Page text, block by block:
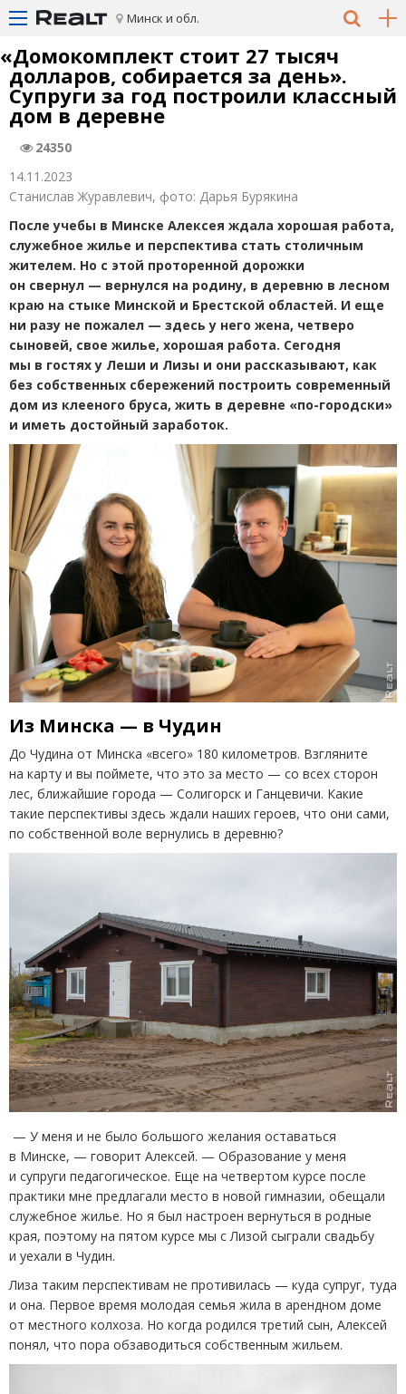
Минск и обл.
«Домокомплект стоит 27 тысяч
долларов, собирается за день».
Супруги за год построили классный
дом в деревне
24350
14.11.2023
Станислав Журавлевич, фото: Дарья Бурякина
После учебы в Минске Алексея ждала хорошая работа,
служебное жилье и перспектива стать столичным
жителем. Но с этой проторенной дорожки
он свернул — вернулся на родину, в деревню в лесном
краю на стыке Минской и Брестской областей. И еще
ни разу не пожалел — здесь у него жена, четверо
сыновей, свое жилье, хорошая работа. Сегодня
мы в гостях у Леши и Лизы и они рассказывают, как
без собственных сбережений построить современный
дом из клееного бруса, жить в деревне «по-городски»
и иметь достойный заработок.
Из Минска — в Чудин
До Чудина от Минска «всего» 180 километров. Взгляните
на карту и вы поймете, что это за место — со всех сторон
лес, ближайшие города — Солигорск и Ганцевичи. Какие
такие перспективы здесь ждали наших героев, что они сами,
по собственной воле вернулись в деревню?
— У меня и не было большого желания оставаться
в Минске, — говорит Алексей. — Образование у меня
и супруги педагогическое. Еще на четвертом курсе после
практики мне предлагали место в новой гимназии, обещали
служебное жилье. Но я был настроен вернуться в родные
края, поэтому на пятом курсе мы с Лизой сыграли свадьбу
и уехали в Чудин.
Лиза таким перспективам не противилась — куда супруг, туда
и она. Первое время молодая семья жила в арендном доме
от местного колхоза. Но когда родился третий сын, Алексей
понял, что пора обзаводиться собственным жильем.